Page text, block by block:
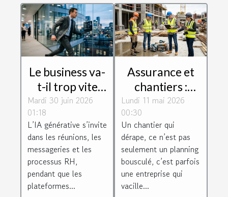
Le business va-
t-il trop vite
pour la
législation
numérique au
travail ?
Mardi 30 juin 2026
01:18
L’IA générative s’invite
dans les réunions, les
messageries et les
processus RH,
pendant que les
plateformes...
Assurance et
chantiers :
pourquoi la
négligence
coûte cher aux
constructeurs
Lundi 11 mai 2026
00:30
Un chantier qui
dérape, ce n’est pas
seulement un planning
bousculé, c’est parfois
une entreprise qui
vacille...